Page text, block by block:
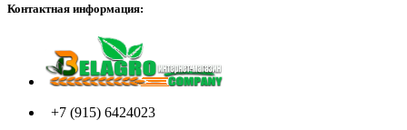
Контактная информация:
+7 (915) 6424023